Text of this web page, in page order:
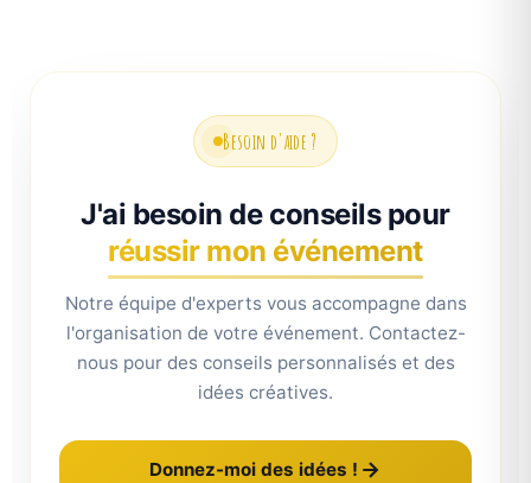
Besoin d'aide ?
J'ai besoin de conseils pour
réussir mon événement
Notre équipe d'experts vous accompagne dans
l'organisation de votre événement. Contactez-
nous pour des conseils personnalisés et des
idées créatives.
Donnez-moi des idées !